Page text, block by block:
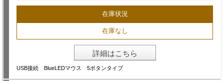
在庫状況
在庫なし
詳細はこちら
USB接続 BlueLEDマウス 5ボタンタイプ